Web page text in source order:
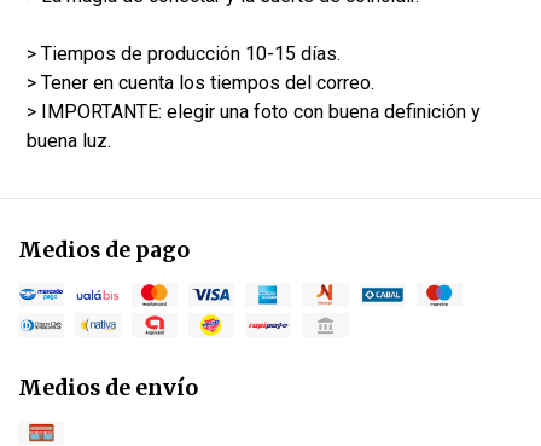
> Tiempos de producción 10-15 días.
> Tener en cuenta los tiempos del correo.
> IMPORTANTE: elegir una foto con buena definición y
buena luz.
Medios de pago
Medios de envío